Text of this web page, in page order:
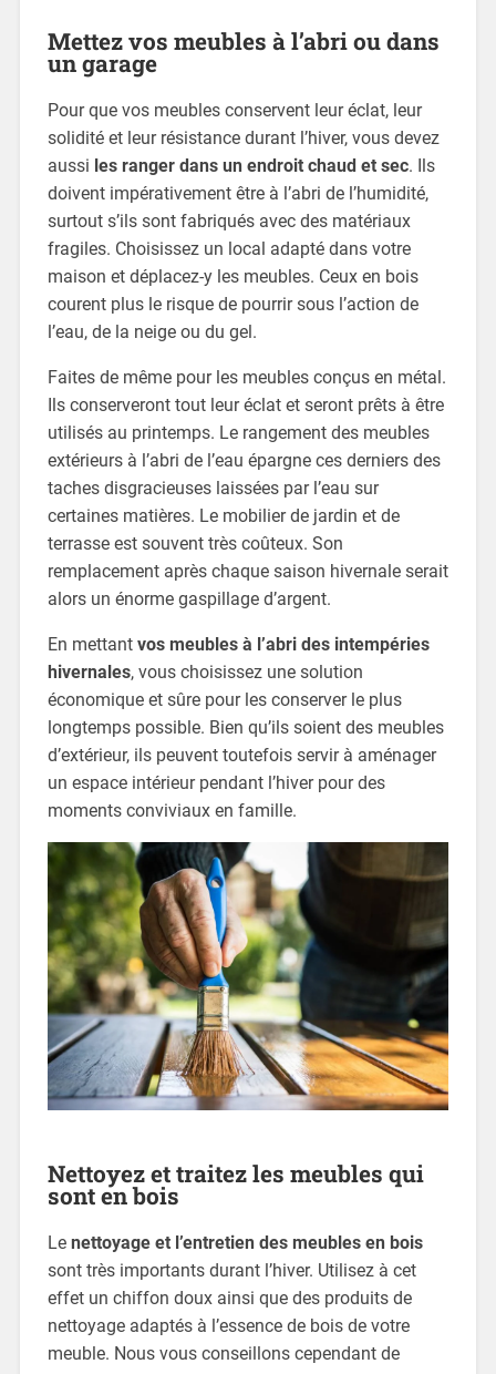
Mettez vos meubles à l’abri ou dans
un garage
Pour que vos meubles conservent leur éclat, leur
solidité et leur résistance durant l’hiver, vous devez
aussi les ranger dans un endroit chaud et sec. Ils
doivent impérativement être à l’abri de l’humidité,
surtout s’ils sont fabriqués avec des matériaux
fragiles. Choisissez un local adapté dans votre
maison et déplacez-y les meubles. Ceux en bois
courent plus le risque de pourrir sous l’action de
l’eau, de la neige ou du gel.
Faites de même pour les meubles conçus en métal.
Ils conserveront tout leur éclat et seront prêts à être
utilisés au printemps. Le rangement des meubles
extérieurs à l’abri de l’eau épargne ces derniers des
taches disgracieuses laissées par l’eau sur
certaines matières. Le mobilier de jardin et de
terrasse est souvent très coûteux. Son
remplacement après chaque saison hivernale serait
alors un énorme gaspillage d’argent.
En mettant vos meubles à l’abri des intempéries
hivernales, vous choisissez une solution
économique et sûre pour les conserver le plus
longtemps possible. Bien qu’ils soient des meubles
d’extérieur, ils peuvent toutefois servir à aménager
un espace intérieur pendant l’hiver pour des
moments conviviaux en famille.
Nettoyez et traitez les meubles qui
sont en bois
Le nettoyage et l’entretien des meubles en bois
sont très importants durant l’hiver. Utilisez à cet
effet un chiffon doux ainsi que des produits de
nettoyage adaptés à l’essence de bois de votre
meuble. Nous vous conseillons cependant de